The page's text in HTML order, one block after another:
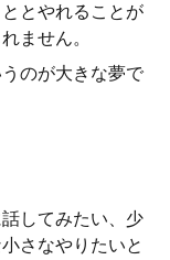
とやれることが
ません。
のが大きな夢で
してみたい、少
さなやりたいと